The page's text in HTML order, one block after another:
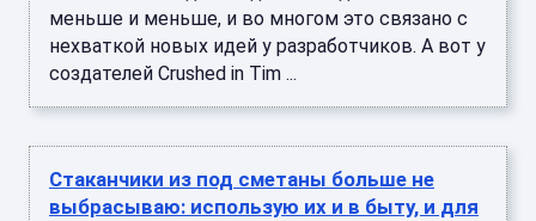
меньше и меньше, и во многом это связано с
нехваткой новых идей у разработчиков. А вот у
создателей Crushed in Tim ...
Стаканчики из под сметаны больше не
выбрасываю: использую их и в быту, и для